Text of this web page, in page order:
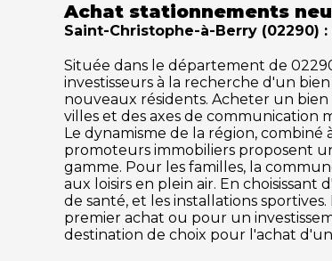
Achat stationnements
Saint-Christophe-à-Berry
Située dans le département de
investisseurs à la recherche d'un
nouveaux résidents. Acheter un
villes et des axes de communication
Le dynamisme de la région,
promoteurs immobiliers proposent
gamme. Pour les familles, la
aux loisirs en plein air. En
de santé, et les installations
premier achat ou pour un
destination de choix pour l'achat